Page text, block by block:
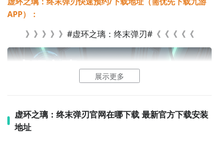
APP）：
》》》》》#虚环之璃：终末弹刃#《《《《《
展示更多
虚环之璃：终末弹刃官网在哪下载 最新官方下载安装
地址